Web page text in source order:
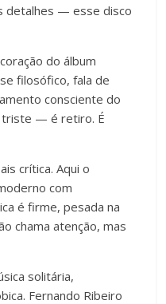
detalhes — esse disco
do álbum
filosófico, fala de
consciente do
triste — é retiro. É
crítica. Aqui o
com
é firme, pesada na
chama atenção, mas
solitária,
Fernando Ribeiro